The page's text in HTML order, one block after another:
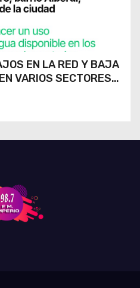
EN LA RED Y BAJA
VARIOS SECTORES